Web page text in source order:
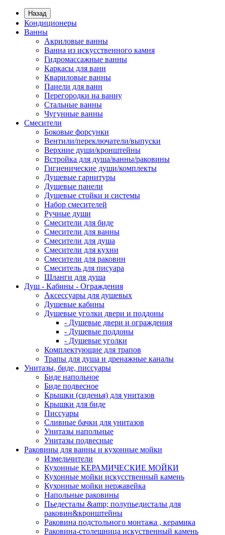
Назад
Кондиционеры
Ванны
Акриловые ванны
Ванна из искусственного камня
Гидромассажные ванны
Каркасы для ванн
Квариловые ванны
Панели для ванн
Перегородки на ванну
Стальные ванны
Чугунные ванны
Смесители
Боковые форсунки
Вентили/переключатели/выпуски
Верхние души/кронштейны
Встройка для душа/ванны/раковины
Гигиенические души/комплекты
Душевые гарнитуры
Душевые панели
Душевые стойки и системы
Набор смесителей
Ручные души
Смесители для биде
Смесители для ванны
Смесители для душа
Смесители для кухни
Смесители для раковин
Смеситель для писуара
Шланги для душа
Душ - Кабины - Ограждения
Аксессуары для душевых
Душевые кабины
Душевые уголки двери и поддоны
- Душевые двери и ограждения
- Душевые поддоны
- Душевые уголки
Комплектующие для трапов
Трапы для душа и дренажные каналы
Унитазы, биде, писсуары
Биде напольное
Биде подвесное
Крышки (сиденья) для унитазов
Крышки для биде
Писсуары
Сливные бачки для унитазов
Унитазы напольные
Унитазы подвесные
Раковины для ванны и кухонные мойки
Измельчители
Кухонные КЕРАМИЧЕСКИЕ МОЙКИ
Кухонные мойки искусственный камень
Кухонные мойки нержавейка
Напольные раковины
Пьедесталы &amp; полупьедисталы для
раковин&кронштейны
Раковина подстольного монтажа , керамика
Раковина-столешница искуственный камень